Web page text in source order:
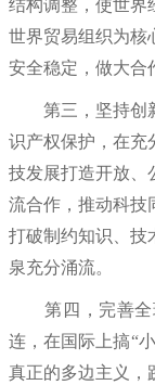
结构调整，使世界
世界贸易组织为核
安全稳定，做大合
第三，坚持创新
识产权保护，在充
技发展打造开放、
流合作，推动科技
打破制约知识、技
泉充分涌流。
第四，完善全
连，在国际上搞“
真正的多边主义，